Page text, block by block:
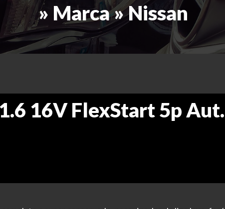
» Marca » Nissan
16V FlexStart 5p Aut.